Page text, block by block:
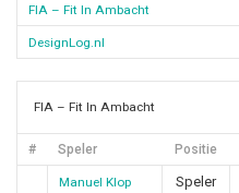
FIA – Fit In Ambacht
DesignLog.nl
FIA – Fit In Ambacht
# Speler Positie
Manuel Klop Speler